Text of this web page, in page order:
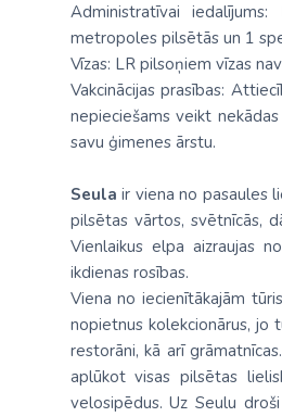
Administratīvai
metropoles pilsētās un 1
Vīzas: LR pilsoņiem vīzas
Vakcinācijas prasības:
nepieciešams veikt
savu ģimenes ārstu.
Seulair viena no pasaules
pilsētas vārtos, svētnīcās,
Vienlaikus elpa aizraujas
ikdienas rosības.
Viena no iecienītākajām
nopietnus kolekcionārus, jo
restorāni, kā arī
aplūkot visas pilsētas
velosipēdus. Uz Seulu